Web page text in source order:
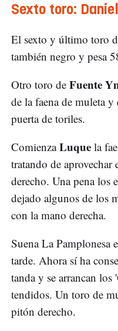
Sexto toro:
El sexto y último toro
también negro y pesa
Otro toro de Fuente
de la faena de muleta
puerta de toriles.
ComienzaLuque la
tratando de
derecho. Una pena los
dejado algunos de los
con la mano derecha.
Suena La Pamplonesa
tarde. Ahora sí ha
tanda y se arrancan
tendidos. Un toro de
pitón derecho.